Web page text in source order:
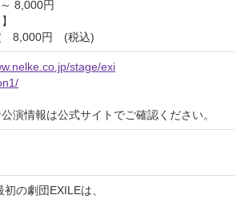
8,000円
8,000円 (税込)
stage/exi
演情報は公式サイトでご確認ください。
の劇団EXILEは、